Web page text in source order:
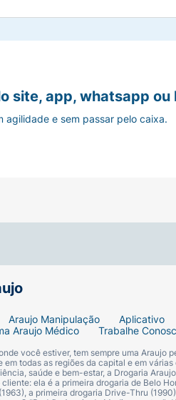
Araujo Manipulação Aplicativo
Araujo Médico Trabalhe
você estiver, tem sempre uma
em todas as regiões da capital e em
saúde e bem-estar, a Drogaria
ela é a primeira drogaria de Belo
a primeira drogaria Drive-Thru
site, app, whatsapp ou
agilidade e sem passar pelo caixa.